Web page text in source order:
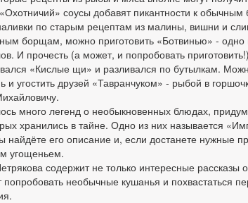
соусы добавят пикантности к
по старым рецептам из малины, вишни и
борщам, можно приготовить «Ботвинью» -
И прочесть (а может, и попробовать
«Кислые щи» и разливался по бутылкам.
и угостить друзей «Тавранчуком» - рыбой в
много легенд о необыкновенных блюдах,
хранились в тайне. Одно из них называется
найдёте его описание и, если достанете нужные
угощеньем.
содержит не только интересные рассказы
попробовать необычные кушанья и похвастаться